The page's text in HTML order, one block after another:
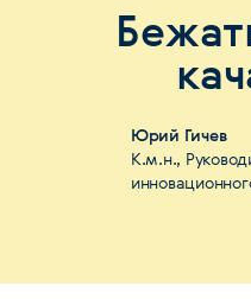
Юрий Гичев
К.м.н.,